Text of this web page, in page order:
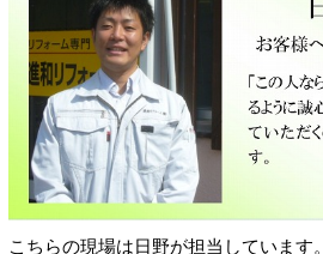
こちらの現場は日野が担当しています。